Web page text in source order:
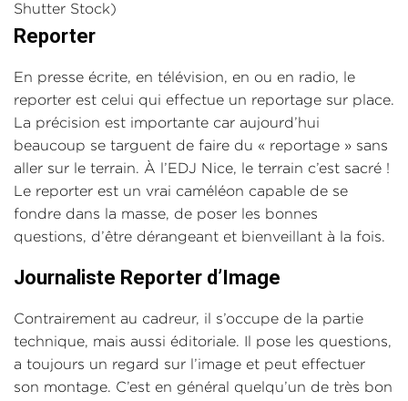
Shutter Stock)
Reporter
En presse écrite, en télévision, en ou en radio, le
reporter est celui qui effectue un reportage sur place.
La précision est importante car aujourd’hui
beaucoup se targuent de faire du « reportage » sans
aller sur le terrain. À l’EDJ Nice, le terrain c’est sacré !
Le reporter est un vrai caméléon capable de se
fondre dans la masse, de poser les bonnes
questions, d’être dérangeant et bienveillant à la fois.
Journaliste Reporter d’Image
Contrairement au cadreur, il s’occupe de la partie
technique, mais aussi éditoriale. Il pose les questions,
a toujours un regard sur l’image et peut effectuer
son montage. C’est en général quelqu’un de très bon